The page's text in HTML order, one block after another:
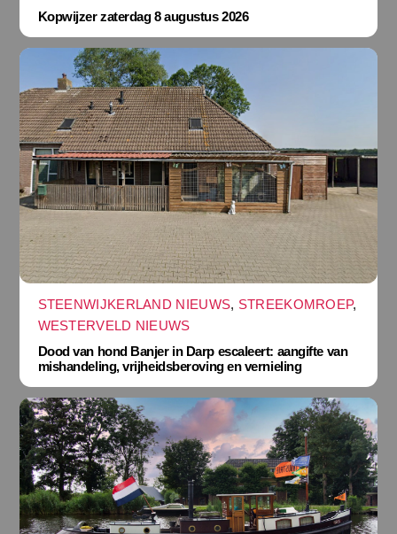
Kopwijzer zaterdag 8 augustus 2026
STEENWIJKERLAND NIEUWS, STREEKOMROEP,
WESTERVELD NIEUWS
Dood van hond Banjer in Darp escaleert: aangifte van
mishandeling, vrijheidsberoving en vernieling